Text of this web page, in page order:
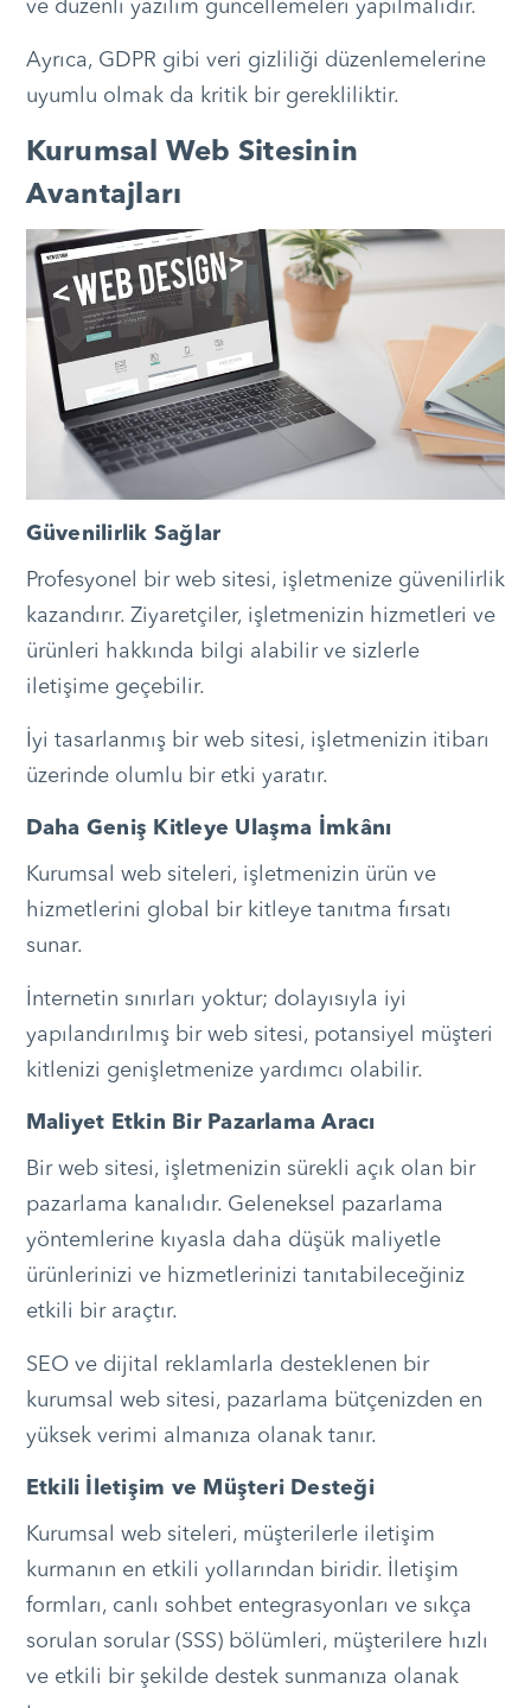
ve düzenli yazılım güncellemeleri yapılmalıdır.
Ayrıca, GDPR gibi veri gizliliği düzenlemelerine
uyumlu olmak da kritik bir gerekliliktir.
Kurumsal Web Sitesinin
Avantajları
Güvenilirlik Sağlar
Profesyonel bir web sitesi, işletmenize güvenilirlik
kazandırır. Ziyaretçiler, işletmenizin hizmetleri ve
ürünleri hakkında bilgi alabilir ve sizlerle
iletişime geçebilir.
İyi tasarlanmış bir web sitesi, işletmenizin itibarı
üzerinde olumlu bir etki yaratır.
Daha Geniş Kitleye Ulaşma İmkânı
Kurumsal web siteleri, işletmenizin ürün ve
hizmetlerini global bir kitleye tanıtma fırsatı
sunar.
İnternetin sınırları yoktur; dolayısıyla iyi
yapılandırılmış bir web sitesi, potansiyel müşteri
kitlenizi genişletmenize yardımcı olabilir.
Maliyet Etkin Bir Pazarlama Aracı
Bir web sitesi, işletmenizin sürekli açık olan bir
pazarlama kanalıdır. Geleneksel pazarlama
yöntemlerine kıyasla daha düşük maliyetle
ürünlerinizi ve hizmetlerinizi tanıtabileceğiniz
etkili bir araçtır.
SEO ve dijital reklamlarla desteklenen bir
kurumsal web sitesi, pazarlama bütçenizden en
yüksek verimi almanıza olanak tanır.
Etkili İletişim ve Müşteri Desteği
Kurumsal web siteleri, müşterilerle iletişim
kurmanın en etkili yollarından biridir. İletişim
formları, canlı sohbet entegrasyonları ve sıkça
sorulan sorular (SSS) bölümleri, müşterilere hızlı
ve etkili bir şekilde destek sunmanıza olanak